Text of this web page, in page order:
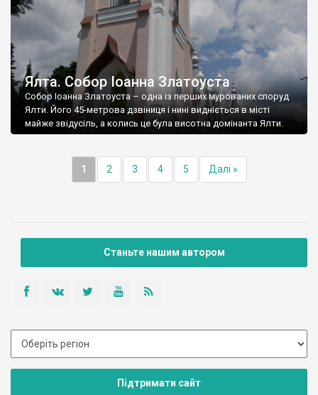
Ялта. Собор Іоанна Златоуста
Собор Іоанна Златоуста – одна із перших мурованих споруд
Ялти. Його 45-метрова дзвіниця і нині видніється в місті
майже звідусіль, а колись це була висотна домінанта Ялти.
1 2 3 4 5 Далі »
Станьте нашим автором
Підтримати сайт